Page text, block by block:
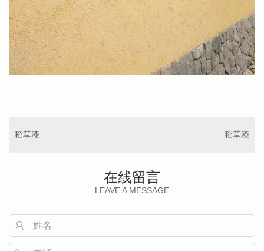
稻草漆 稻草漆
在线留言
LEAVE A MESSAGE